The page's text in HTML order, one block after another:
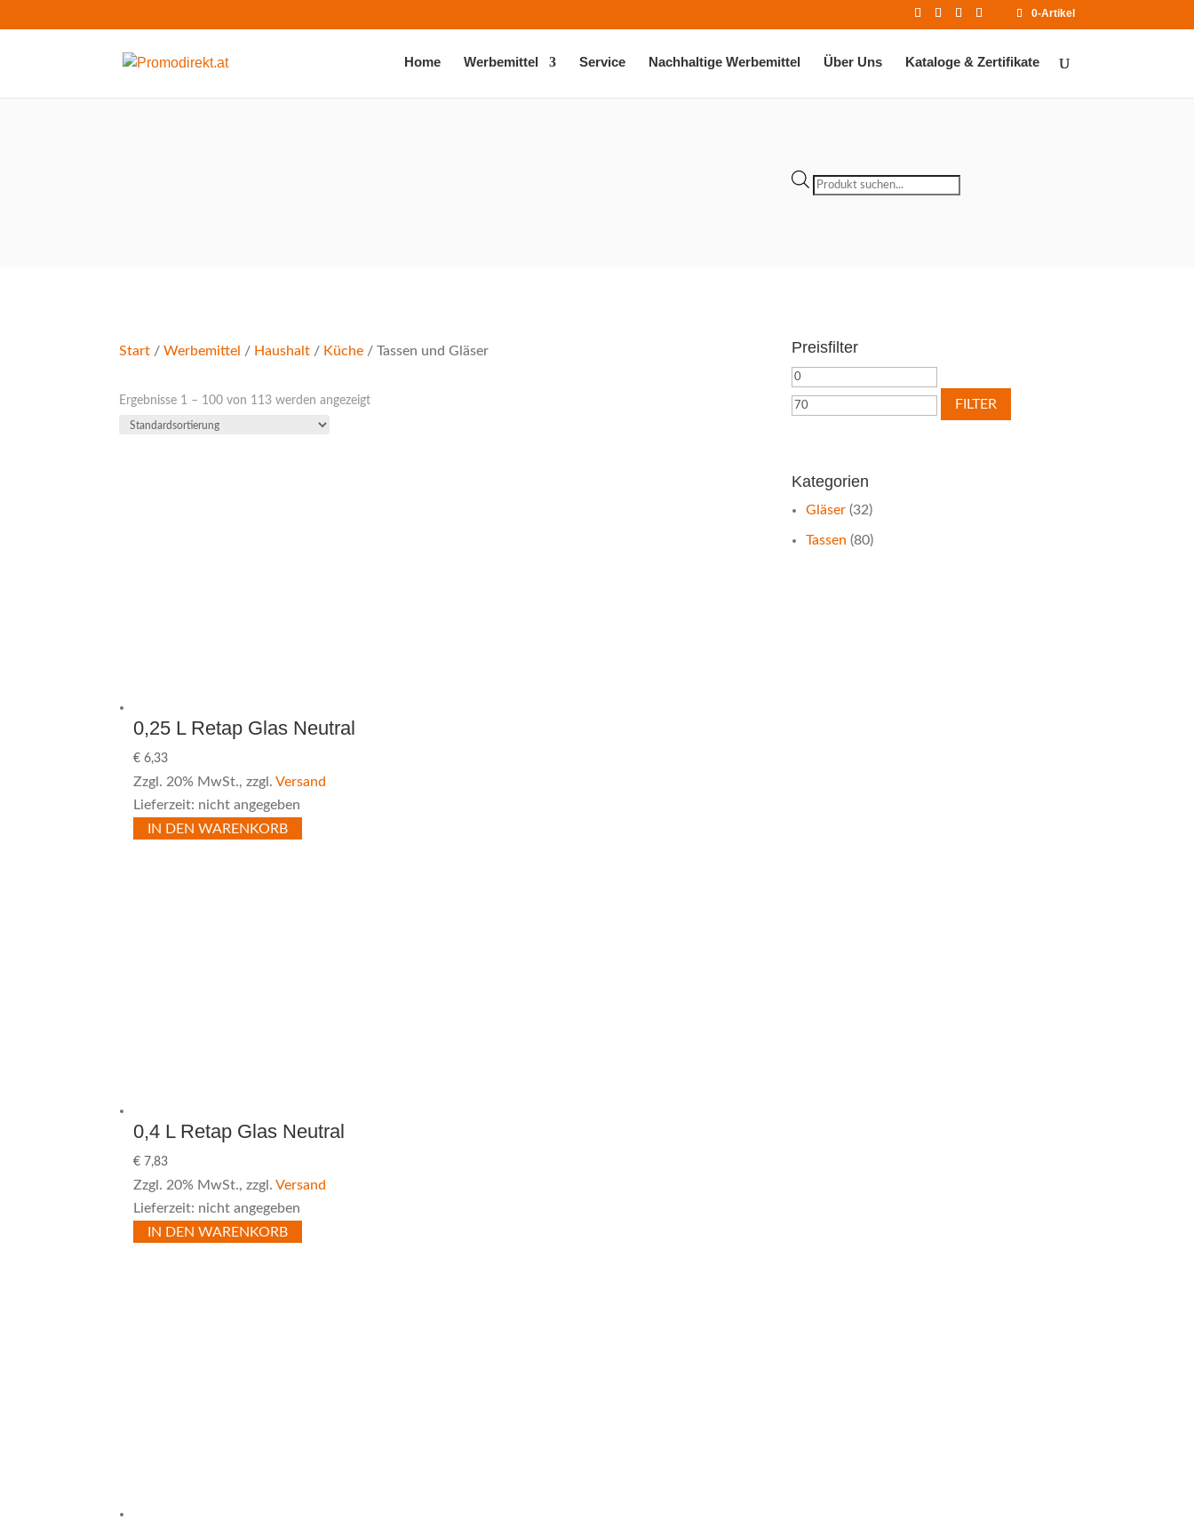
0-Artikel
Home Werbemittel Service Nachhaltige Werbemittel Über Uns Kataloge & Zertifikate
Products
Start /Werbemittel / Haushalt / Küche / Tassen und Gläser
Ergebnisse 1 – 100 von 113 werden angezeigt
0,25 L Retap Glas Neutral
€ 6,33
Zzgl. 20% MwSt., zzgl.Versand
Lieferzeit: nicht angegeben
IN DEN WARENKORB
0,4 L Retap Glas Neutral
€ 7,83
Zzgl. 20% MwSt., zzgl.Versand
Lieferzeit: nicht angegeben
IN DEN WARENKORB
Preisfilter
Min.
Preis
PreisFILTER
Kategorien
Gläser (32)
Tassen (80)